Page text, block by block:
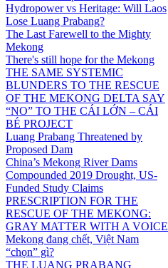
Hydropower vs Heritage: Will Laos
Lose Luang Prabang?
The Last Farewell to the Mighty
Mekong
There's still hope for the Mekong
THE SAME SYSTEMIC
BLUNDERS TO THE RESCUE
OF THE MEKONG DELTA SAY
“NO” TO THE CÁI LỚN – CÁI
BÉ PROJECT
Luang Prabang Threatened by
Proposed Dam
China’s Mekong River Dams
Compounded 2019 Drought, US-
Funded Study Claims
PRESCRIPTION FOR THE
RESCUE OF THE MEKONG:
GRAY MATTER WITH A VOICE
Mekong đang chết, Việt Nam
“chọn” gì?
THE LUANG PRABANG